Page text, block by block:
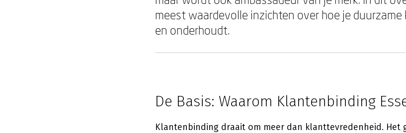
meest waardevolle inzichten over hoe je
en onderhoudt.
De Basis: Waarom Klantenbinding
Klantenbinding draait om meer dan klanttevredenheid. Het